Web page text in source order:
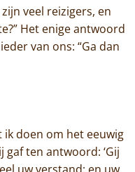
veel reizigers, en
Het enige antwoord
van ons: “Ga dan
ik doen om het eeuwig
gaf ten antwoord: ‘Gij